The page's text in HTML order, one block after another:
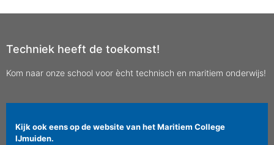
Techniek heeft de toekomst!
Kom naar onze school voor ècht technisch en maritiem onderwijs!
Kijk ook eens op de website van het Maritiem College
IJmuiden.